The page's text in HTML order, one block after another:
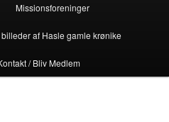
Missionsforeninger
af Hasle gamle krønike
/ Bliv Medlem